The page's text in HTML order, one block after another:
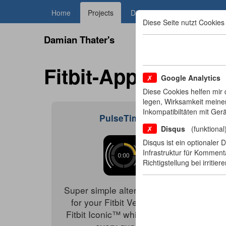
Home Projects Digital 1x1 für Kids
Damian Thater's
Fitbit-Apps
PulseTimer
Super simple alternative timer
for your Fitbit Versa™ and
Fitbit Iconic™ which vibrates
A
Diese Seite nutzt
Google Analytics
Diese Cookies helfen
legen, Wirksamkeit
Inkompatibiltäten mit
Disqus(funktional)
Disqus ist ein optionaler
Infrastruktur für
Richtigstellung bei